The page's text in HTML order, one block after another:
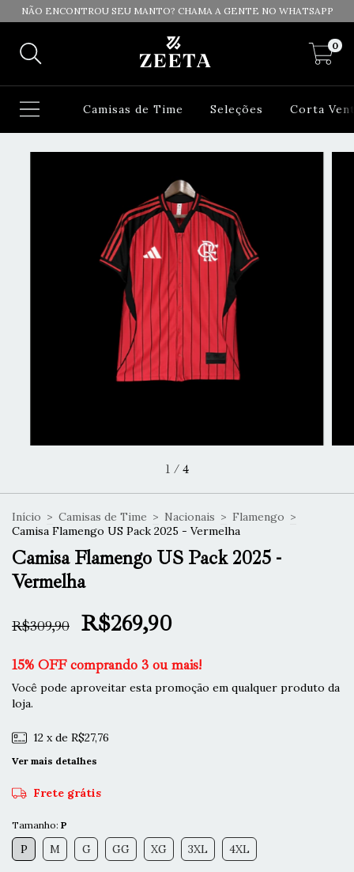
NÃO ENCONTROU SEU MANTO? CHAMA A GENTE NO WHATSAPP
0
Camisas de Time Seleções Corta
1 / 4
Início > Camisas de Time > Nacionais > Flamengo >
Camisa Flamengo US Pack 2025 - Vermelha
Camisa Flamengo US Pack 2025 -
Vermelha
R$309,90 R$269,90
15% OFF comprando 3 ou mais!
Você pode aproveitar esta promoção em qualquer produto da
loja.
12 x de R$27,76
Ver mais detalhes
Frete grátis
Tamanho: P
P M G GG XG 3XL 4XL